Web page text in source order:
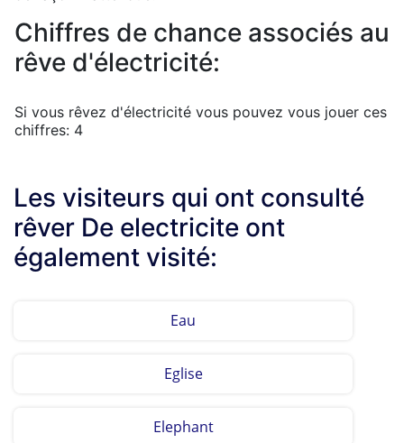
Chiffres de chance associés au
rêve d'électricité:
Si vous rêvez d'électricité vous pouvez vous jouer ces
chiffres: 4
Les visiteurs qui ont consulté
rêver De electricite ont
également visité:
Eau
Eglise
Elephant